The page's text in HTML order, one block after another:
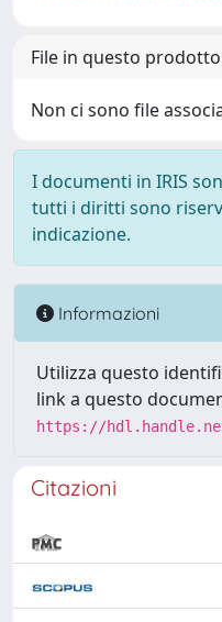
File in questo
Non ci sono file
I documenti in IRIS
tutti i diritti sono
indicazione.
Informazioni
Utilizza questo
link a questo
https://
Citazioni